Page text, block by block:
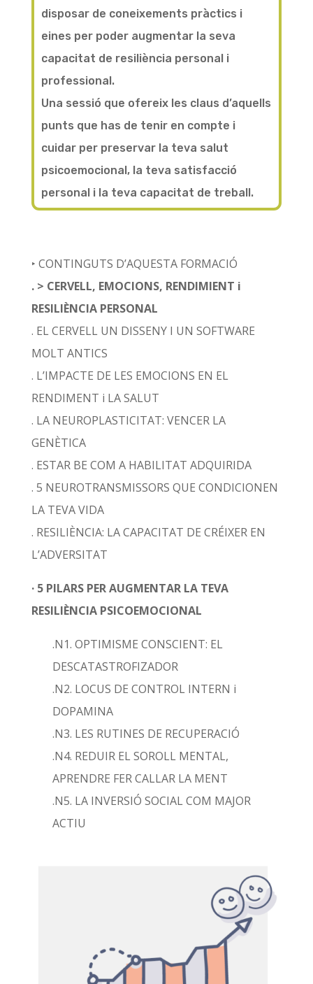
disposar de coneixements pràctics i
eines per poder augmentar la seva
capacitat de resiliència personal i
professional.
Una sessió que ofereix les claus d’aquells
punts que has de tenir en compte i
cuidar per preservar la teva salut
psicoemocional, la teva satisfacció
personal i la teva capacitat de treball.
‣ CONTINGUTS D’AQUESTA FORMACIÓ
. > CERVELL, EMOCIONS, RENDIMIENT i
RESILIÈNCIA PERSONAL
. EL CERVELL UN DISSENY I UN SOFTWARE
MOLT ANTICS
. L’IMPACTE DE LES EMOCIONS EN EL
RENDIMENT i LA SALUT
. LA NEUROPLASTICITAT: VENCER LA
GENÈTICA
. ESTAR BE COM A HABILITAT ADQUIRIDA
. 5 NEUROTRANSMISSORS QUE CONDICIONEN
LA TEVA VIDA
. RESILIÈNCIA: LA CAPACITAT DE CRÉIXER EN
L’ADVERSITAT
· 5 PILARS PER AUGMENTAR LA TEVA
RESILIÈNCIA PSICOEMOCIONAL
.N1. OPTIMISME CONSCIENT: EL
DESCATASTROFIZADOR
.N2. LOCUS DE CONTROL INTERN i
DOPAMINA
.N3. LES RUTINES DE RECUPERACIÓ
.N4. REDUIR EL SOROLL MENTAL,
APRENDRE FER CALLAR LA MENT
.N5. LA INVERSIÓ SOCIAL COM MAJOR
ACTIU